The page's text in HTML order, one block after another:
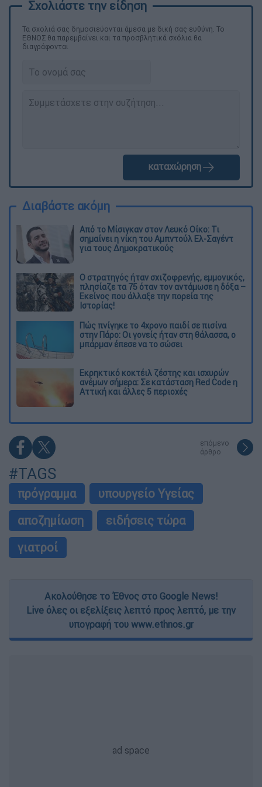
Τα σχολιά σας δημοσιεύονται άμεσα με δική σας ευθύνη. Το
ΕΘΝΟΣ θα παρεμβαίνει και τα προσβλητικά σχόλια θα
διαγράφονται
καταχώρηση
Διαβάστε ακόμη
Από το Μίσιγκαν στον Λευκό Οίκο: Τι
σημαίνει η νίκη του Αμπντούλ Ελ-Σαγέντ
για τους Δημοκρατικούς
O στρατηγός ήταν σχιζοφρενής, εμμονικός,
πλησίαζε τα 75 όταν τον αντάμωσε η δόξα –
Εκείνος που άλλαξε την πορεία της
Ιστορίας!
Πώς πνίγηκε το 4χρονο παιδί σε πισίνα
στην Πάρο: Οι γονείς ήταν στη θάλασσα, ο
μπάρμαν έπεσε να το σώσει
Εκρηκτικό κοκτέιλ ζέστης και ισχυρών
ανέμων σήμερα: Σε κατάσταση Red Code η
Αττική και άλλες 5 περιοχές
επόμενο
άρθρο
#TAGS
πρόγραμμα
υπουργείο Υγείας
αποζημίωση
ειδήσεις τώρα
γιατροί
Ακολούθησε το Έθνος στο Google News!
Live όλες οι εξελίξεις λεπτό προς λεπτό, με την
υπογραφή του www.ethnos.gr